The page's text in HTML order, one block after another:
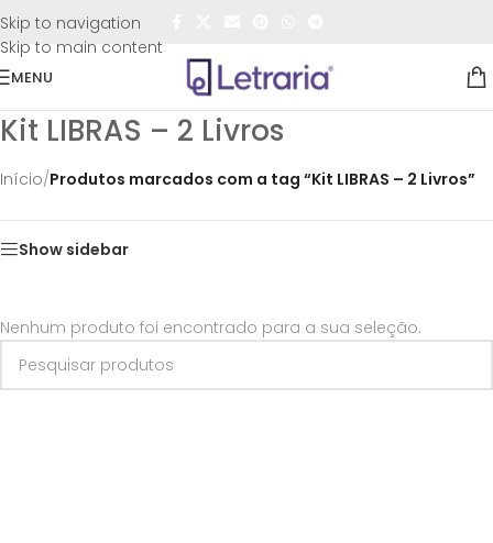
Skip to navigation
Skip to main content
FRETE GRÁTIS
MENU
Kit LIBRAS – 2 Livros
Início/Produtos marcados com a tag “Kit LIBRAS – 2 Livros”
Show sidebar
Nenhum produto foi encontrado para a sua seleção.